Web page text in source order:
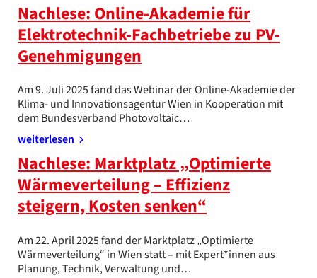
Nachlese: Online-Akademie für
Elektrotechnik-Fachbetriebe zu PV-
Genehmigungen
Am 9. Juli 2025 fand das Webinar der Online-Akademie der
Klima- und Innovationsagentur Wien in Kooperation mit
dem Bundesverband Photovoltaic…
weiterlesen
Nachlese: Marktplatz „Optimierte
Wärmeverteilung – Effizienz
steigern, Kosten senken“
Am 22. April 2025 fand der Marktplatz „Optimierte
Wärmeverteilung“ in Wien statt – mit Expert*innen aus
Planung, Technik, Verwaltung und…